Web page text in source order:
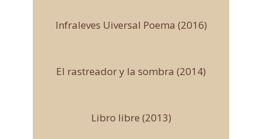
Infraleves Uiversal Poema (2016)
El rastreador y la sombra (2014)
Libro libre (2013)